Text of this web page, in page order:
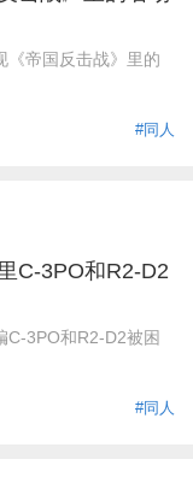
《帝国反击战》里的
#同人
C-3PO和R2-D2
C-3PO和R2-D2被困
#同人